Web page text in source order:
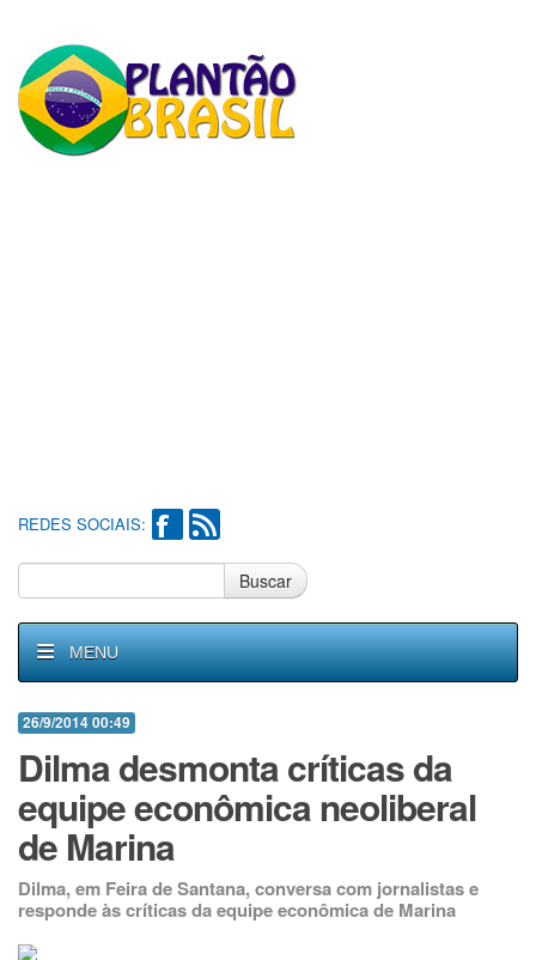
REDES SOCIAIS:
Buscar
MENU
26/9/2014 00:49
Dilma desmonta críticas da
equipe econômica neoliberal
de Marina
Dilma, em Feira de Santana, conversa com jornalistas e
responde às críticas da equipe econômica de Marina